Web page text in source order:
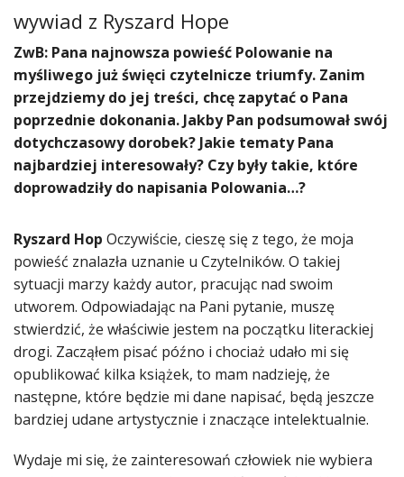
wywiad z Ryszard Hope
ZwB: Pana najnowsza powieść Polowanie na
myśliwego już święci czytelnicze triumfy. Zanim
przejdziemy do jej treści, chcę zapytać o Pana
poprzednie dokonania. Jakby Pan podsumował swój
dotychczasowy dorobek? Jakie tematy Pana
najbardziej interesowały? Czy były takie, które
doprowadziły do napisania Polowania…?
Ryszard Hop Oczywiście, cieszę się z tego, że moja
powieść znalazła uznanie u Czytelników. O takiej
sytuacji marzy każdy autor, pracując nad swoim
utworem. Odpowiadając na Pani pytanie, muszę
stwierdzić, że właściwie jestem na początku literackiej
drogi. Zacząłem pisać późno i chociaż udało mi się
opublikować kilka książek, to mam nadzieję, że
następne, które będzie mi dane napisać, będą jeszcze
bardziej udane artystycznie i znaczące intelektualnie.
Wydaje mi się, że zainteresowań człowiek nie wybiera